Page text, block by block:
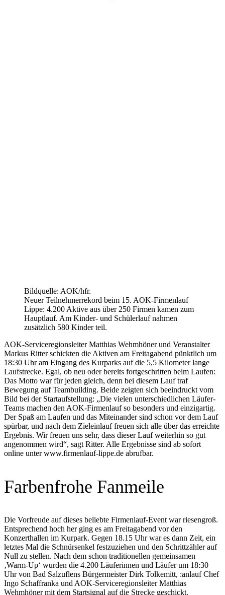
Bildquelle: AOK/hfr.
Neuer Teilnehmerrekord beim 15. AOK-Firmenlauf
Lippe: 4.200 Aktive aus über 250 Firmen kamen zum
Hauptlauf. Am Kinder- und Schülerlauf nahmen
zusätzlich 580 Kinder teil.
AOK-Serviceregionsleiter Matthias Wehmhöner und Veranstalter
Markus Ritter schickten die Aktiven am Freitagabend pünktlich um
18:30 Uhr am Eingang des Kurparks auf die 5,5 Kilometer lange
Laufstrecke. Egal, ob neu oder bereits fortgeschritten beim Laufen:
Das Motto war für jeden gleich, denn bei diesem Lauf traf
Bewegung auf Teambuilding. Beide zeigten sich beeindruckt vom
Bild bei der Startaufstellung: „Die vielen unterschiedlichen Läufer-
Teams machen den AOK-Firmenlauf so besonders und einzigartig.
Der Spaß am Laufen und das Miteinander sind schon vor dem Lauf
spürbar, und nach dem Zieleinlauf freuen sich alle über das erreichte
Ergebnis. Wir freuen uns sehr, dass dieser Lauf weiterhin so gut
angenommen wird“, sagt Ritter. Alle Ergebnisse sind ab sofort
online unter www.firmenlauf-lippe.de abrufbar.
Farbenfrohe Fanmeile
Die Vorfreude auf dieses beliebte Firmenlauf-Event war riesengroß.
Entsprechend hoch her ging es am Freitagabend vor den
Konzerthallen im Kurpark. Gegen 18.15 Uhr war es dann Zeit, ein
letztes Mal die Schnürsenkel festzuziehen und den Schrittzähler auf
Null zu stellen. Nach dem schon traditionellen gemeinsamen
‚Warm-Up‘ wurden die 4.200 Läuferinnen und Läufer um 18:30
Uhr von Bad Salzuflens Bürgermeister Dirk Tolkemitt, :anlauf Chef
Ingo Schaffranka und AOK-Serviceregionsleiter Matthias
Wehmhöner mit dem Startsignal auf die Strecke geschickt.